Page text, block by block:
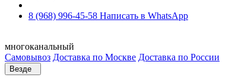
8 (968) 996-45-58 Написать в WhatsApp
многоканальный
Самовывоз Доставка по Москве Доставка по России
Везде